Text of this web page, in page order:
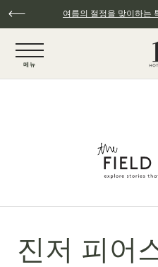
주요 콘텐츠로 건너뛰기
여름의 절정을 맞이하는
메뉴
진저 피어